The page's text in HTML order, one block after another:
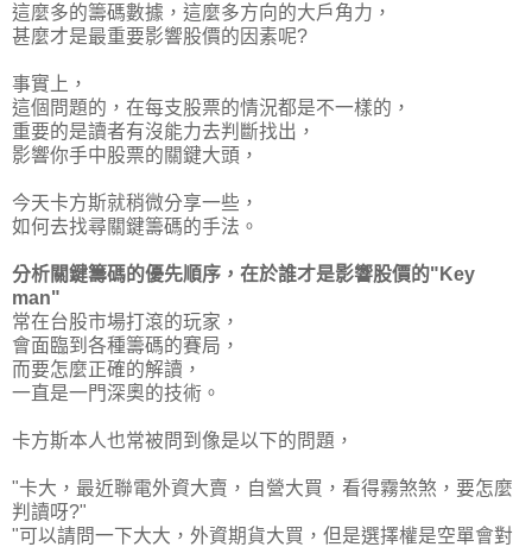
這麼多的籌碼數據，這麼多方向的大戶角力，
甚麼才是最重要影響股價的因素呢?
事實上，
這個問題的，在每支股票的情況都是不一樣的，
重要的是讀者有沒能力去判斷找出，
影響你手中股票的關鍵大頭，
今天卡方斯就稍微分享一些，
如何去找尋關鍵籌碼的手法。
分析關鍵籌碼的優先順序，在於誰才是影響股價的"Key
man"
常在台股市場打滾的玩家，
會面臨到各種籌碼的賽局，
而要怎麼正確的解讀，
一直是一門深奧的技術。
卡方斯本人也常被問到像是以下的問題，
"卡大，最近聯電外資大賣，自營大買，看得霧煞煞，要怎麼
判讀呀?"
"可以請問一下大大，外資期貨大買，但是選擇權是空單會對